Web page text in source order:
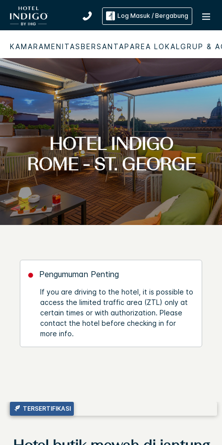
Log Masuk / Bergabung
KAMARAMENITASBERSANTAPAREA LOKALGRUP &
HOTEL INDIGO
ROME - ST. GEORGE
Pengumuman Penting
If you are driving to the hotel, it is possible to
access the limited traffic area (ZTL) only at
certain times or with authorization. Please
contact the hotel before checking in for
more info.
TERSERTIFIKASI